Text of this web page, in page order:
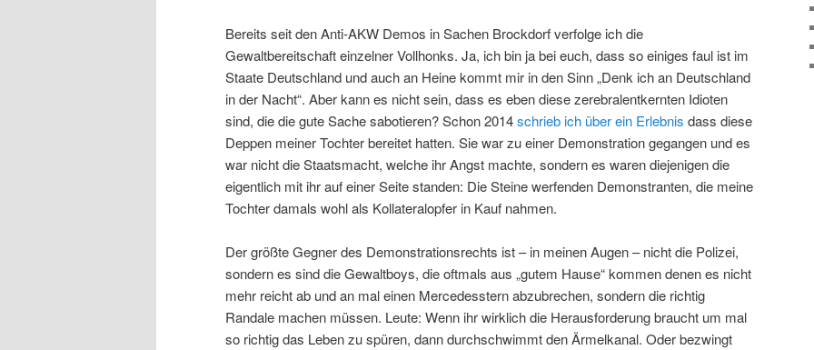
Bereits seit den Anti-AKW Demos in Sachen Brockdorf verfolge ich die
Gewaltbereitschaft einzelner Vollhonks. Ja, ich bin ja bei euch, dass so einiges faul ist im
Staate Deutschland und auch an Heine kommt mir in den Sinn „Denk ich an Deutschland
in der Nacht“. Aber kann es nicht sein, dass es eben diese zerebralentkernten Idioten
sind, die die gute Sache sabotieren? Schon 2014schrieb ich über ein Erlebnis dass diese
Deppen meiner Tochter bereitet hatten. Sie war zu einer Demonstration gegangen und es
war nicht die Staatsmacht, welche ihr Angst machte, sondern es waren diejenigen die
eigentlich mit ihr auf einer Seite standen: Die Steine werfenden Demonstranten, die meine
Tochter damals wohl als Kollateralopfer in Kauf nahmen.
Der größte Gegner des Demonstrationsrechts ist – in meinen Augen – nicht die Polizei,
sondern es sind die Gewaltboys, die oftmals aus „gutem Hause“ kommen denen es nicht
mehr reicht ab und an mal einen Mercedesstern abzubrechen, sondern die richtig
Randale machen müssen. Leute: Wenn ihr wirklich die Herausforderung braucht um mal
so richtig das Leben zu spüren, dann durchschwimmt den Ärmelkanal. Oder bezwingt